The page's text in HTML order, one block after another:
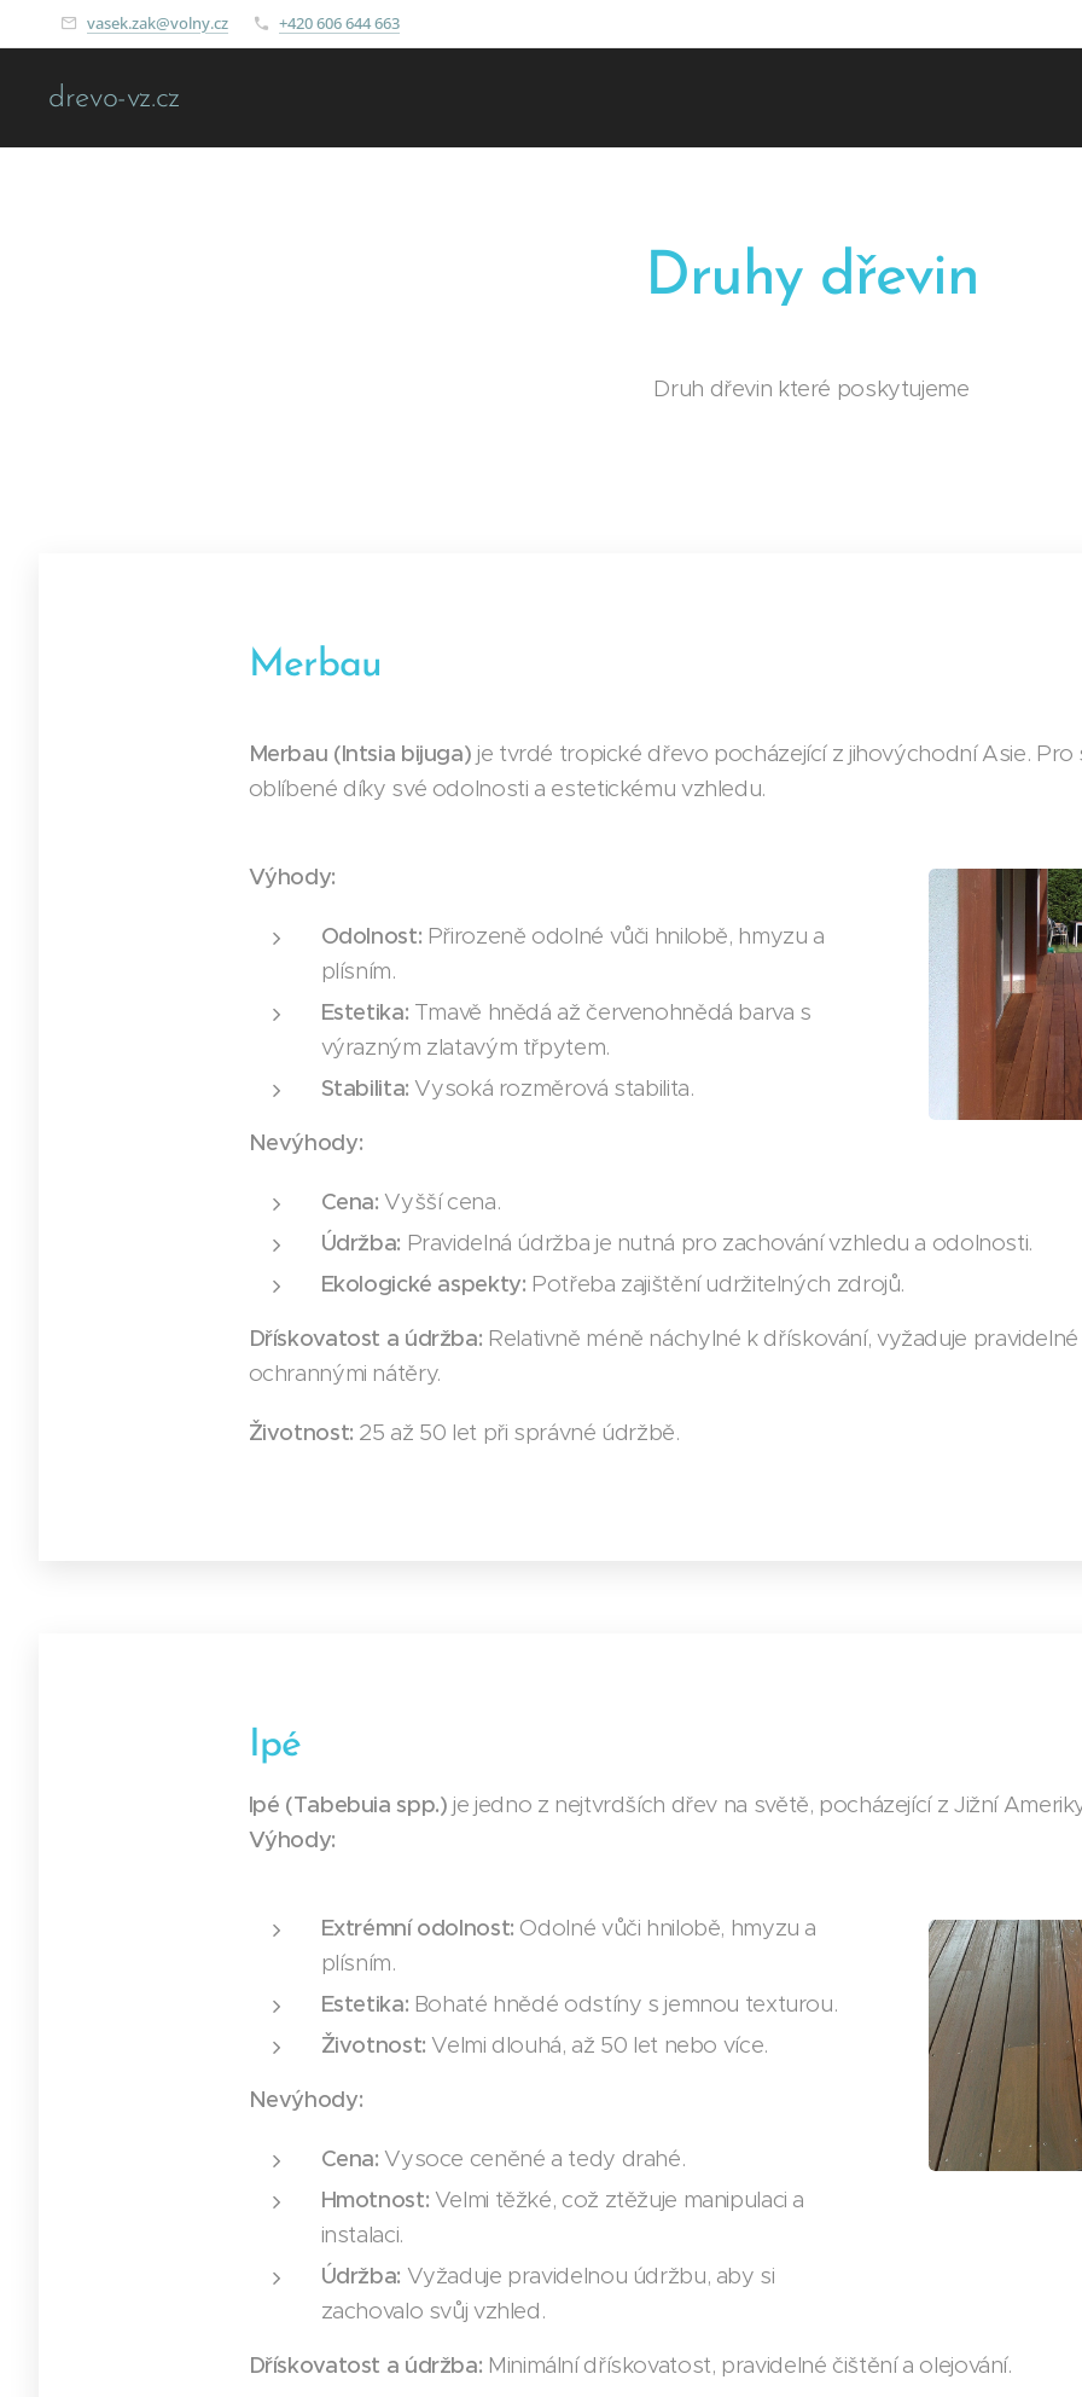
vasek.zak@volny.cz +420 606 644 663
drevo-vz.cz
Druhy dřevin
Druh dřevin které poskytujeme
Merbau
Merbau (Intsia bijuga) je tvrdé tropické dřevo pocházející z jihovýchodní Asie.
oblíbené díky své odolnosti a estetickému vzhledu.
Výhody:
Odolnost: Přirozeně odolné vůči hnilobě, hmyzu a
plísním.
Estetika: Tmavě hnědá až červenohnědá barva s
výrazným zlatavým třpytem.
Stabilita: Vysoká rozměrová stabilita.
Nevýhody:
Cena: Vyšší cena.
Údržba: Pravidelná údržba je nutná pro zachování vzhledu a odolnosti.
Ekologické aspekty: Potřeba zajištění udržitelných zdrojů.
Dřískovatost a údržba: Relativně méně náchylné k dřískování, vyžaduje
ochrannými nátěry.
Životnost: 25 až 50 let při správné údržbě.
Ipé
Ipé (Tabebuia spp.) je jedno z nejtvrdších dřev na světě, pocházející z Jižní
Výhody:
Extrémní odolnost: Odolné vůči hnilobě, hmyzu a
plísním.
Estetika: Bohaté hnědé odstíny s jemnou texturou.
Životnost: Velmi dlouhá, až 50 let nebo více.
Nevýhody:
Cena: Vysoce ceněné a tedy drahé.
Hmotnost: Velmi těžké, což ztěžuje manipulaci a
instalaci.
Údržba: Vyžaduje pravidelnou údržbu, aby si
zachovalo svůj vzhled.
Dřískovatost a údržba: Minimální dřískovatost, pravidelné čištění a olejování.